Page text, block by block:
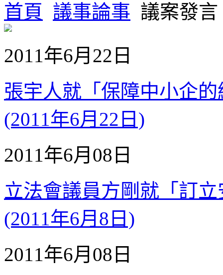
首頁 議事論事 議案發言
2011年6月22日
張宇人就「保障中小企
(2011年6月22日)
2011年6月08日
立法會議員方剛就「訂
(2011年6月8日)
2011年6月08日